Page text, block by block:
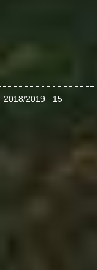
2018/2019 15